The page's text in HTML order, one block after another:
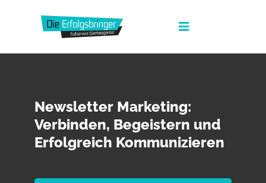
Toggle
News
FAQ
Newsletter Marketing:
Verbinden, Begeistern und
Erfolgreich Kommunizieren